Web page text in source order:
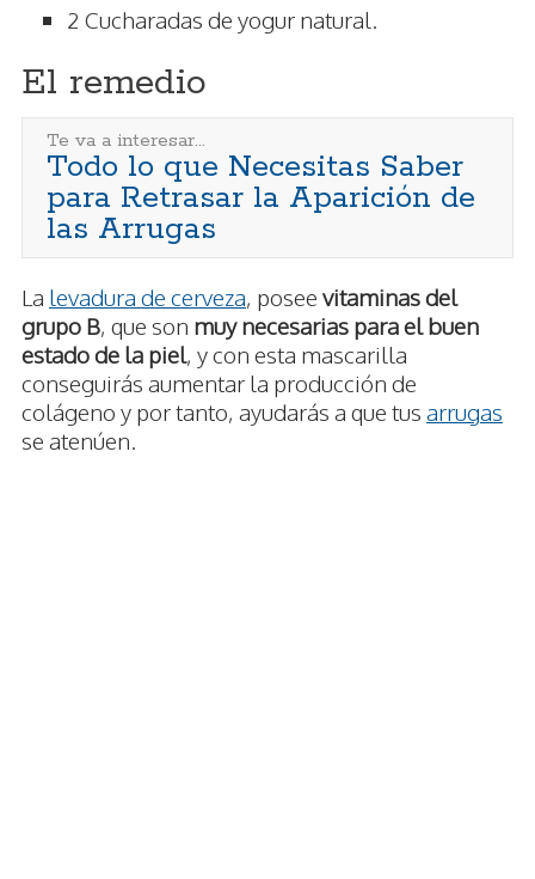
2 Cucharadas de yogur natural.
El remedio
Te va a interesar...
Todo lo que Necesitas Saber
para Retrasar la Aparición de
las Arrugas
La levadura de cerveza, posee vitaminas del
grupo B, que son muy necesarias para el buen
estado de la piel, y con esta mascarilla
conseguirás aumentar la producción de
colágeno y por tanto, ayudarás a que tus arrugas
se atenúen.